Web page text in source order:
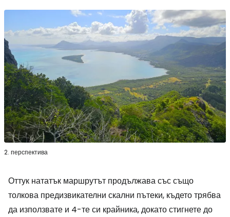
2. перспектива
Оттук нататък маршрутът продължава със също
толкова предизвикателни скални пътеки, където трябва
да използвате и 4-те си крайника, докато стигнете до